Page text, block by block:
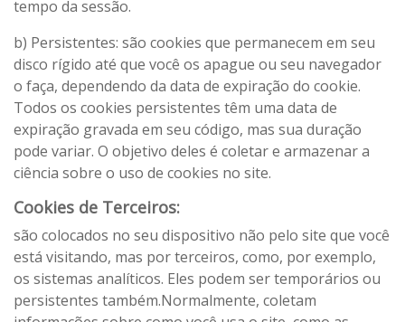
tempo da sessão.
b) Persistentes: são cookies que permanecem em seu
disco rígido até que você os apague ou seu navegador
o faça, dependendo da data de expiração do cookie.
Todos os cookies persistentes têm uma data de
expiração gravada em seu código, mas sua duração
pode variar. O objetivo deles é coletar e armazenar a
ciência sobre o uso de cookies no site.
Cookies de Terceiros:
são colocados no seu dispositivo não pelo site que você
está visitando, mas por terceiros, como, por exemplo,
os sistemas analíticos. Eles podem ser temporários ou
persistentes também.Normalmente, coletam